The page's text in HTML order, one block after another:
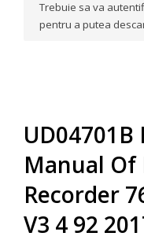
Trebuie sa va
pentru a putea
UD04701B
Manual
Recorder
V3 4 92